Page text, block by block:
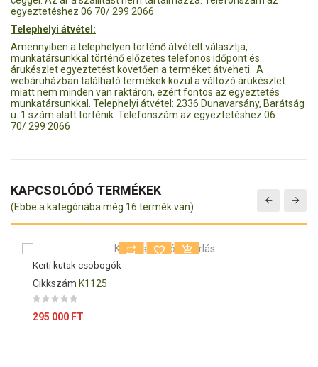
egyeztetéshez 06 70/ 299 2066
Telephelyi átvétel:
Amennyiben a telephelyen történő átvételt választja,
munkatársunkkal történő előzetes telefonos időpont és
árukészlet egyeztetést követően a terméket átveheti. A
webáruházban található termékek közül a változó árukészlet
miatt nem minden van raktáron, ezért fontos az egyeztetés
munkatársunkkal. Telephelyi átvétel: 2336 Dunavarsány, Barátság
u. 1 szám alatt történik. Telefonszám az egyeztetéshez 06
70/ 299 2066
KAPCSOLÓDÓ TERMÉKEK
(Ebbe a kategóriába még 16 termék van)
Kerti kutak csobogók
Cikkszám K1125
Ár
295 000 FT